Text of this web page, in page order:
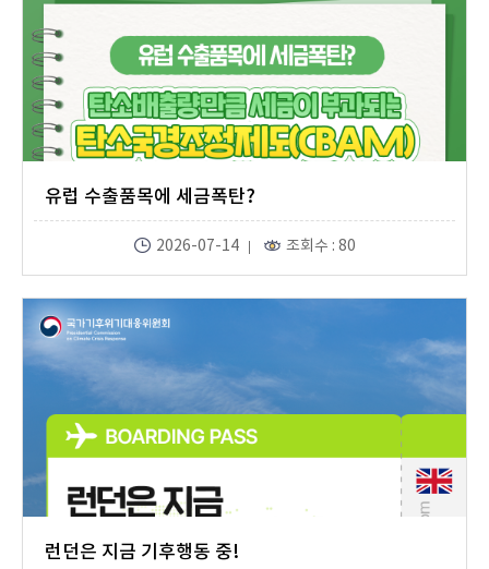
유럽 수출품목에 세금폭탄?
2026-07-14 조회수 : 80
런던은 지금 기후행동 중!